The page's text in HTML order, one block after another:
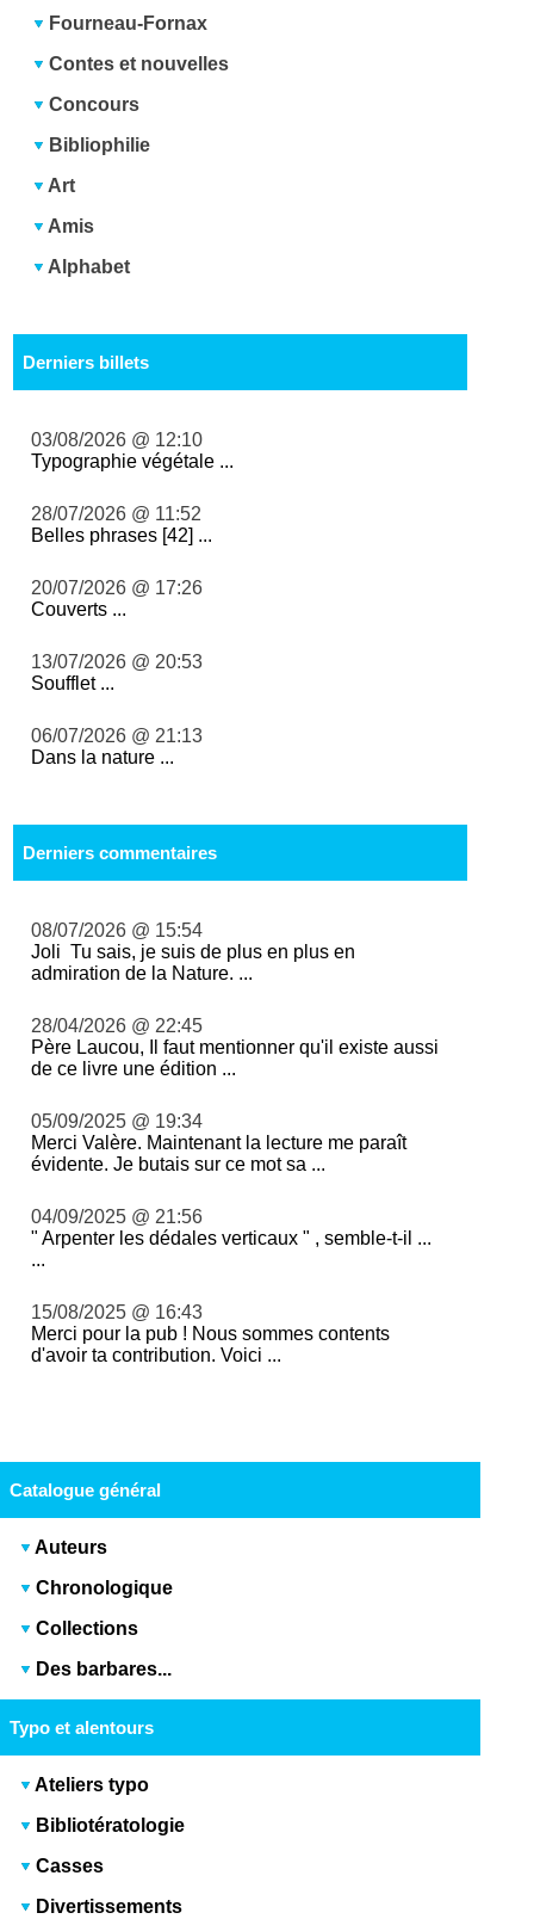
Fourneau-Fornax
Contes et nouvelles
Concours
Bibliophilie
Art
Amis
Alphabet
Derniers billets
03/08/2026 @ 12:10
Typographie végétale ...
28/07/2026 @ 11:52
Belles phrases [42] ...
20/07/2026 @ 17:26
Couverts ...
13/07/2026 @ 20:53
Soufflet ...
06/07/2026 @ 21:13
Dans la nature ...
Derniers commentaires
08/07/2026 @ 15:54
Joli Tu sais, je suis de plus en plus en
admiration de la Nature. ...
28/04/2026 @ 22:45
Père Laucou, Il faut mentionner qu'il existe aussi
de ce livre une édition ...
05/09/2025 @ 19:34
Merci Valère. Maintenant la lecture me paraît
évidente. Je butais sur ce mot sa ...
04/09/2025 @ 21:56
" Arpenter les dédales verticaux " , semble-t-il ...
...
15/08/2025 @ 16:43
Merci pour la pub ! Nous sommes contents
d'avoir ta contribution. Voici ...
Catalogue général
Auteurs
Chronologique
Collections
Des barbares...
Typo et alentours
Ateliers typo
Bibliotératologie
Casses
Divertissements